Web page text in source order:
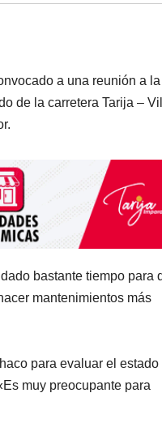
a una reunión a la
de la carretera Tarija –
bastante tiempo para
mantenimientos más
para evaluar el estado
muy preocupante para